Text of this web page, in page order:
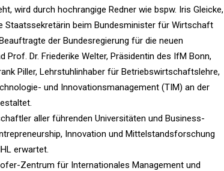
wird durch hochrangige Redner wie bspw. Iris Gleicke,
Staatssekretärin beim Bundesminister für Wirtschaft
der Bundesregierung für die neuen
Prof. Dr. Friederike Welter, Präsidentin des IfM Bonn,
Piller, Lehrstuhlinhaber für Betriebswirtschaftslehre,
und Innovationsmanagement (TIM) an der
aller führenden Universitäten und Business-
Innovation und Mittelstandsforschung
erwartet.
Zentrum für Internationales Management und